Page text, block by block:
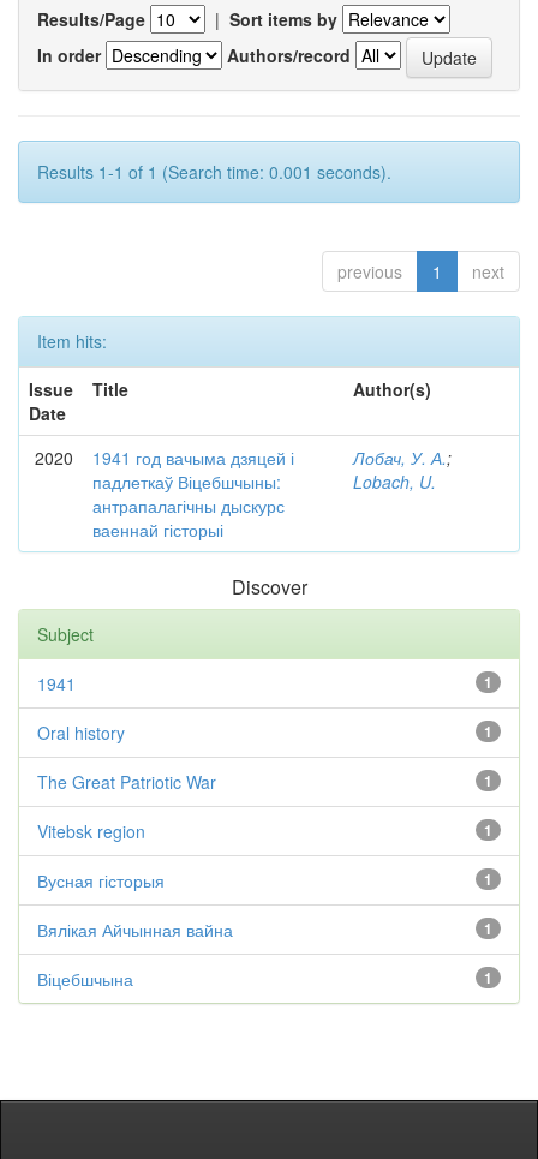
Results/Page | Sort items by
In order
Authors/record
Results 1-1 of 1 (Search time: 0.001 seconds).
previous 1 next
Item hits:
Issue
Date
Title Author(s)
2020
1941 год вачыма дзяцей і
падлеткаў Віцебшчыны:
антрапалагічны дыскурс
ваеннай гісторыі
Лобач, У. А.;
Lobach, U.
Discover
Subject
1
1941
1
Oral history
1
The Great Patriotic War
1
Vitebsk region
1
Вусная гісторыя
1
Вялікая Айчынная вайна
1
Віцебшчына